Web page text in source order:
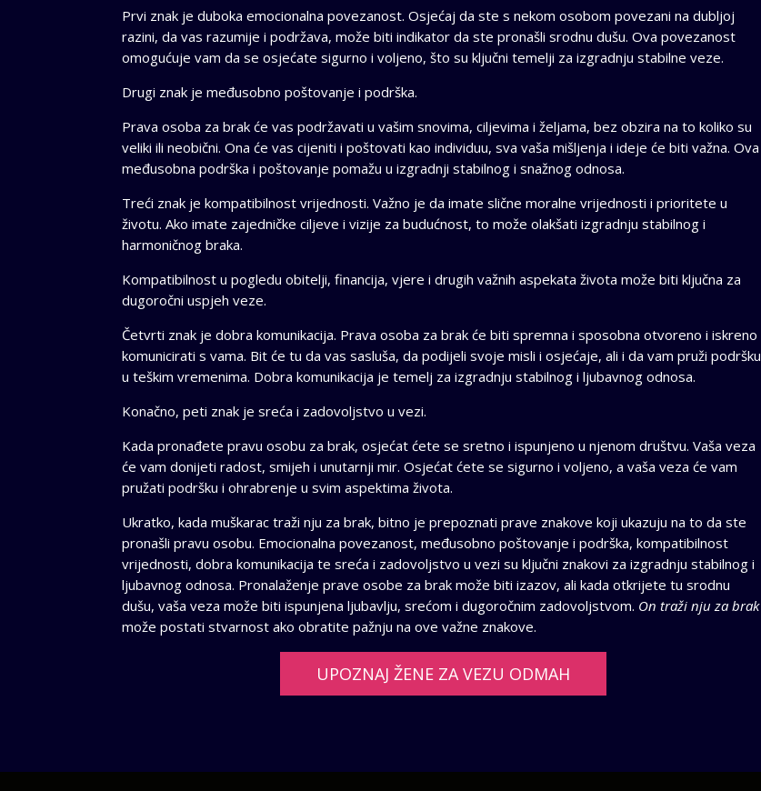
Prvi znak je duboka emocionalna povezanost. Osjećaj da ste s nekom osobom povezani na dubljoj
razini, da vas razumije i podržava, može biti indikator da ste pronašli srodnu dušu. Ova povezanost
omogućuje vam da se osjećate sigurno i voljeno, što su ključni temelji za izgradnju stabilne veze.
Drugi znak je međusobno poštovanje i podrška.
Prava osoba za brak će vas podržavati u vašim snovima, ciljevima i željama, bez obzira na to koliko su
veliki ili neobični. Ona će vas cijeniti i poštovati kao individuu, sva vaša mišljenja i ideje će biti važna. Ova
međusobna podrška i poštovanje pomažu u izgradnji stabilnog i snažnog odnosa.
Treći znak je kompatibilnost vrijednosti. Važno je da imate slične moralne vrijednosti i prioritete u
životu. Ako imate zajedničke ciljeve i vizije za budućnost, to može olakšati izgradnju stabilnog i
harmoničnog braka.
Kompatibilnost u pogledu obitelji, financija, vjere i drugih važnih aspekata života može biti ključna za
dugoročni uspjeh veze.
Četvrti znak je dobra komunikacija. Prava osoba za brak će biti spremna i sposobna otvoreno i iskreno
komunicirati s vama. Bit će tu da vas sasluša, da podijeli svoje misli i osjećaje, ali i da vam pruži podršku
u teškim vremenima. Dobra komunikacija je temelj za izgradnju stabilnog i ljubavnog odnosa.
Konačno, peti znak je sreća i zadovoljstvo u vezi.
Kada pronađete pravu osobu za brak, osjećat ćete se sretno i ispunjeno u njenom društvu. Vaša veza
će vam donijeti radost, smijeh i unutarnji mir. Osjećat ćete se sigurno i voljeno, a vaša veza će vam
pružati podršku i ohrabrenje u svim aspektima života.
Ukratko, kada muškarac traži nju za brak, bitno je prepoznati prave znakove koji ukazuju na to da ste
pronašli pravu osobu. Emocionalna povezanost, međusobno poštovanje i podrška, kompatibilnost
vrijednosti, dobra komunikacija te sreća i zadovoljstvo u vezi su ključni znakovi za izgradnju stabilnog i
ljubavnog odnosa. Pronalaženje prave osobe za brak može biti izazov, ali kada otkrijete tu srodnu
dušu, vaša veza može biti ispunjena ljubavlju, srećom i dugoročnim zadovoljstvom. On traži nju za brak
može postati stvarnost ako obratite pažnju na ove važne znakove.
UPOZNAJ ŽENE ZA VEZU ODMAH